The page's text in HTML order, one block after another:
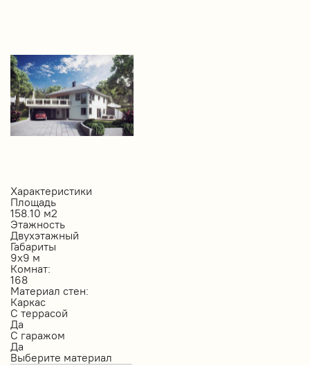
Характеристики
Площадь
158.10 м2
Этажность
Двухэтажный
Габариты
9х9 м
Комнат:
168
Материал стен:
Каркас
С террасой
Да
С гаражом
Да
Выберите материал